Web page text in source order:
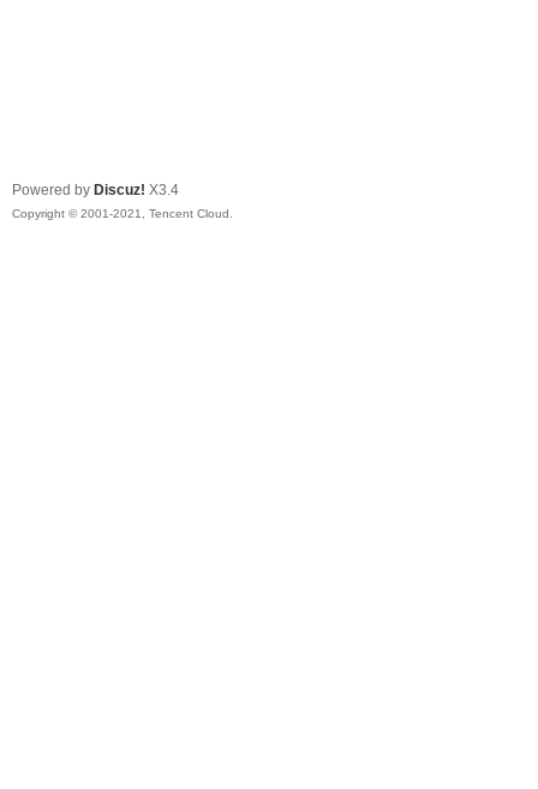
Powered by Discuz! X3.4
Copyright © 2001-2021, Tencent Cloud.